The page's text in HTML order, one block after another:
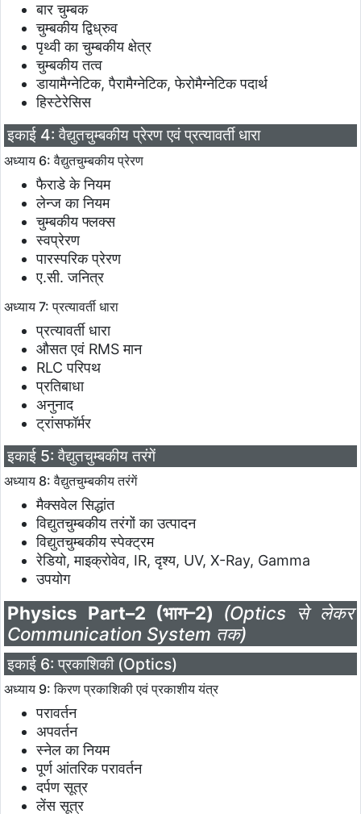
बार चुम्बक
चुम्बकीय द्विध्रुव
पृथ्वी का चुम्बकीय क्षेत्र
चुम्बकीय तत्व
डायामैग्नेटिक, पैरामैग्नेटिक, फेरोमैग्नेटिक पदार्थ
हिस्टेरेसिस
इकाई 4: वैद्युतचुम्बकीय प्रेरण एवं प्रत्यावर्ती धारा
अध्याय 6: वैद्युतचुम्बकीय प्रेरण
फैराडे के नियम
लेन्ज का नियम
चुम्बकीय फ्लक्स
स्वप्रेरण
पारस्परिक प्रेरण
ए.सी. जनित्र
अध्याय 7: प्रत्यावर्ती धारा
प्रत्यावर्ती धारा
औसत एवं RMS मान
RLC परिपथ
प्रतिबाधा
अनुनाद
ट्रांसफॉर्मर
इकाई 5: वैद्युतचुम्बकीय तरंगें
अध्याय 8: वैद्युतचुम्बकीय तरंगें
मैक्सवेल सिद्धांत
विद्युतचुम्बकीय तरंगों का उत्पादन
विद्युतचुम्बकीय स्पेक्ट्रम
रेडियो, माइक्रोवेव, IR, दृश्य, UV, X-Ray, Gamma
उपयोग
Physics Part–2 (भाग–2) (Optics से लेकर
Communication System तक)
इकाई 6: प्रकाशिकी (Optics)
अध्याय 9: किरण प्रकाशिकी एवं प्रकाशीय यंत्र
परावर्तन
अपवर्तन
स्नेल का नियम
पूर्ण आंतरिक परावर्तन
दर्पण सूत्र
लेंस सूत्र